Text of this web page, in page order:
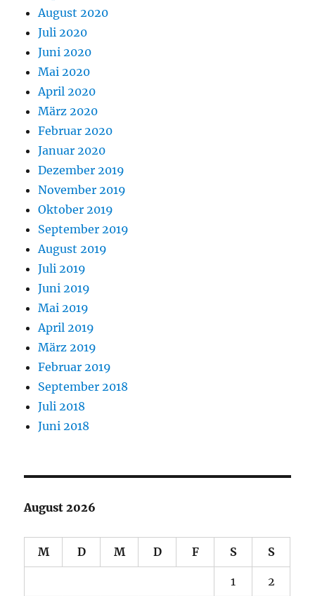
August 2020
Juli 2020
Juni 2020
Mai 2020
April 2020
März 2020
Februar 2020
Januar 2020
Dezember 2019
November 2019
Oktober 2019
September 2019
August 2019
Juli 2019
Juni 2019
Mai 2019
April 2019
März 2019
Februar 2019
September 2018
Juli 2018
Juni 2018
August 2026
M D M D F S S
1 2